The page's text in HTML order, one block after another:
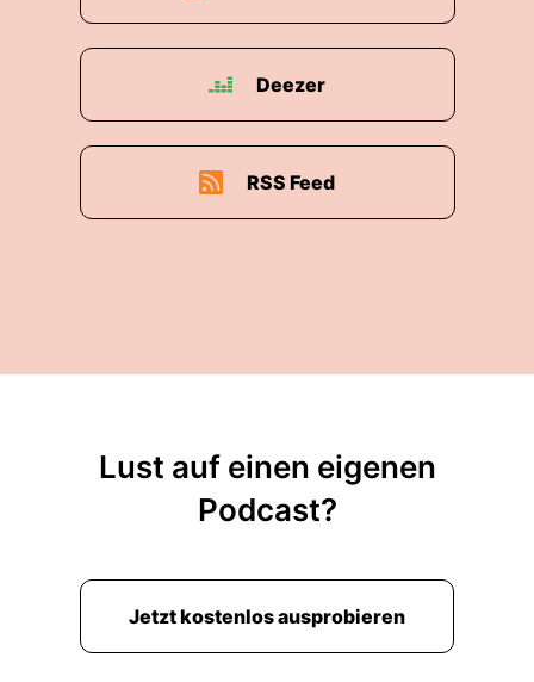
Deezer
RSS Feed
Lust auf einen eigenen
Podcast?
Jetzt kostenlos ausprobieren